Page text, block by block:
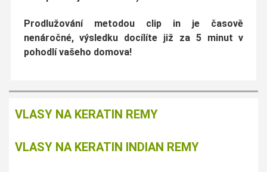
Prodlužování metodou clip in je časově
nenáročné, výsledku docílíte již za 5 minut v
pohodlí vašeho domova!
VLASY NA KERATIN REMY
VLASY NA KERATIN INDIAN REMY